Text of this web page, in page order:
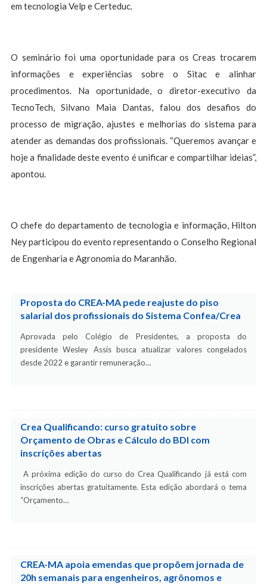
em tecnologia Velp e Certeduc.
O seminário foi uma oportunidade para os Creas trocarem
informações e experiências sobre o Sitac e alinhar
procedimentos. Na oportunidade, o diretor-executivo da
TecnoTech, Silvano Maia Dantas, falou dos desafios do
processo de migração, ajustes e melhorias do sistema para
atender as demandas dos profissionais. “Queremos avançar e
hoje a finalidade deste evento é unificar e compartilhar ideias”,
apontou.
O chefe do departamento de tecnologia e informação, Hilton
Ney participou do evento representando o Conselho Regional
de Engenharia e Agronomia do Maranhão.
Proposta do CREA-MA pede reajuste do piso
salarial dos profissionais do Sistema Confea/Crea
Aprovada pelo Colégio de Presidentes, a proposta do
presidente Wesley Assis busca atualizar valores congelados
desde 2022 e garantir remuneração…
Crea Qualificando: curso gratuito sobre
Orçamento de Obras e Cálculo do BDI com
inscrições abertas
A próxima edição do curso do Crea Qualificando já está com
inscrições abertas gratuitamente. Esta edição abordará o tema
“Orçamento…
CREA-MA apoia emendas que propõem jornada de
20h semanais para engenheiros, agrônomos e